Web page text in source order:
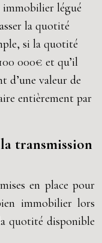
légué
la quotité
si la quotité
000€ et qu’il
d’une valeur de
entièrement par
transmission
en place pour
immobilier lors
quotité disponible